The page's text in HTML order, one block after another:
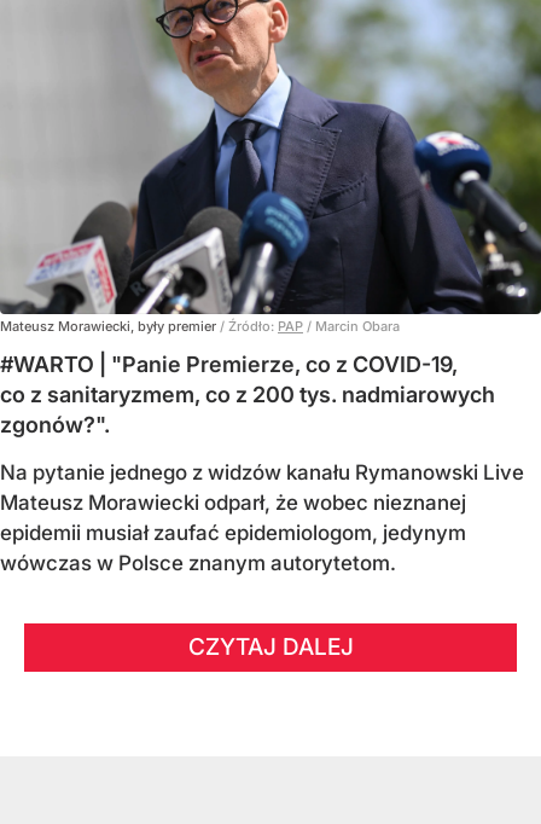
Mateusz Morawiecki, były premier / Źródło: PAP / Marcin Obara
#WARTO | "Panie Premierze, co z COVID-19,
co z sanitaryzmem, co z 200 tys. nadmiarowych
zgonów?".
Na pytanie jednego z widzów kanału Rymanowski Live
Mateusz Morawiecki odparł, że wobec nieznanej
epidemii musiał zaufać epidemiologom, jedynym
wówczas w Polsce znanym autorytetom.
CZYTAJ DALEJ